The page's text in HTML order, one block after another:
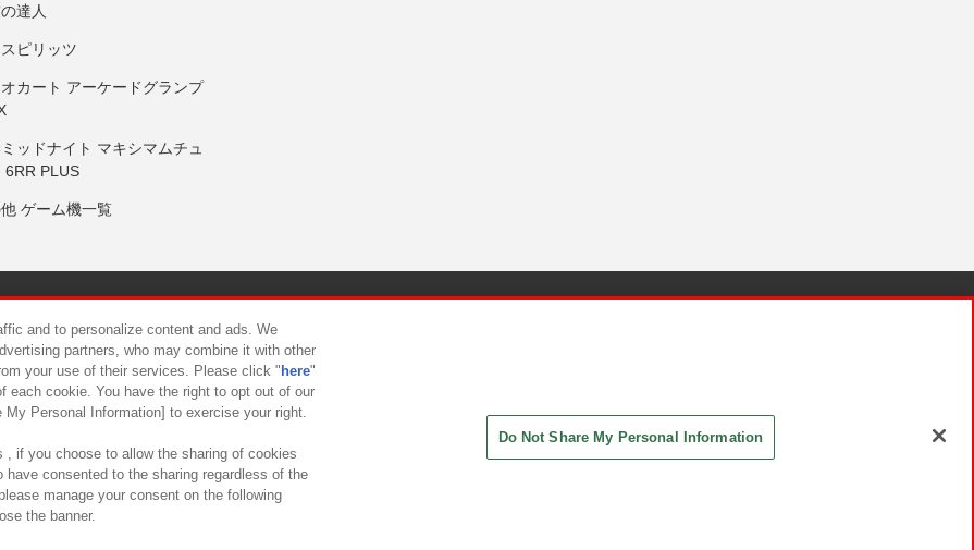
達人
ピリッツ
カート アーケードグランプ
ッドナイト マキシマムチュ
6RR PLUS
ゲーム機一覧
について カスタマーハラスメント対応方針
and to personalize content and ads. We
partners, who may combine it with other
your use of their services. Please click " here"
each cookie. You have the right to opt out of our
Personal Information] to exercise your right.
, if you choose to allow the sharing of cookies
consented to the sharing regardless of the
manage your consent on the following
the banner.
Do Not Share My Personal Information